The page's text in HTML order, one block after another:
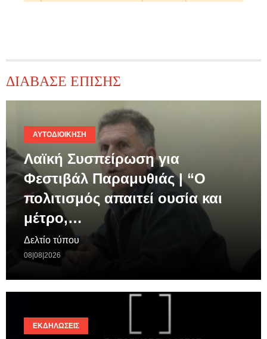
ΔΙΑΒΑΣΕ ΕΠΙΣΗΣ
ΑΥΤΟΔΙΟΊΚΗΣΗ
Λαϊκή Συσπείρωση για
Φεστιβάλ Παραμυθιάς | “Ο
πολιτισμός απαιτεί ουσία και
μέτρο,…
Δελτίο τύπου
08|08|2026
ΕΚΔΗΛΏΣΕΙΣ